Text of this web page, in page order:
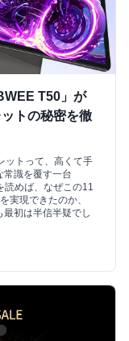
T50」が
トの秘密を徹
ットって、高くて手
常識を覆す一台
読めば、なぜこの11
実現できたのか、
初は半信半疑でし